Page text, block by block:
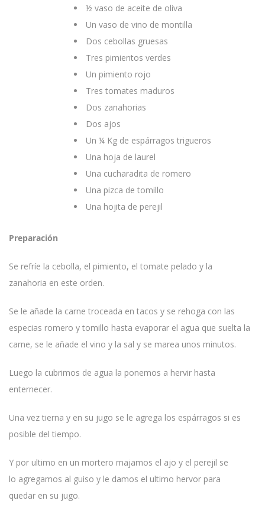
½ vaso de aceite de oliva
Un vaso de vino de montilla
Dos cebollas gruesas
Tres pimientos verdes
Un pimiento rojo
Tres tomates maduros
Dos zanahorias
Dos ajos
Un ¼ Kg de espárragos trigueros
Una hoja de laurel
Una cucharadita de romero
Una pizca de tomillo
Una hojita de perejil
Preparación
Se refríe la cebolla, el pimiento, el tomate pelado y la
zanahoria en este orden.
Se le añade la carne troceada en tacos y se rehoga con las
especias romero y tomillo hasta evaporar el agua que suelta la
carne, se le añade el vino y la sal y se marea unos minutos.
Luego la cubrimos de agua la ponemos a hervir hasta
enternecer.
Una vez tierna y en su jugo se le agrega los espárragos si es
posible del tiempo.
Y por ultimo en un mortero majamos el ajo y el perejil se
lo agregamos al guiso y le damos el ultimo hervor para
quedar en su jugo.